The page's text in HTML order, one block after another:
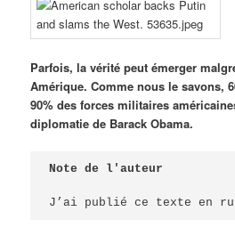
Parfois, la vérité peut émerger
Amérique. Comme nous le savons,
90% des forces militaires
diplomatie de Barack Obama.
Note de l'auteur
J’ai publié ce texte en